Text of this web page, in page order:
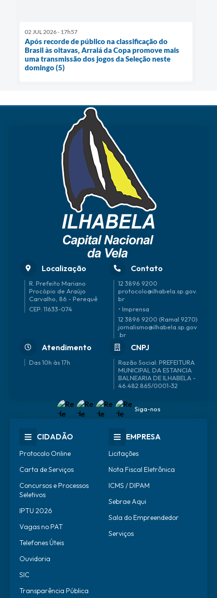
02 JUL 2026 - 17h57
Após recorde de público na classificação do
Brasil às oitavas, Arraiá da Copa promove mais
uma transmissão dos jogos da Seleção neste
domingo (5)
Localização
R. Prefeito Mariano
Procópio de Araújo
Carvalho, 86 - Perequê
CEP: 11633-074
Contato
12 3896 9200
protocolo@ilhabela.sp.gov.
br
• Imprensa
12 3896 9200 (Ramal 9270)
jornalismo@ilhabela.sp.gov
.br
Atendimento
Das 10h às 17h
CNPJ
46.482.865/0001-32
Siga-nos
CIDADÃO
Protocolo Online
Carta de Serviços
Concursos e Processos
Seletivos
IPTU 2026
Vagas no PAT
Telefones Úteis
Ouvidoria
SIC
Transparência Pública
EMPRESA
Licitações
Nota Fiscal Eletrônica
ICMS / DIPAM
Sebrae Aqui
Sala do Empreendedor
Serviços